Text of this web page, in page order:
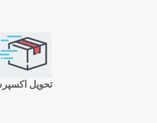
تحویل